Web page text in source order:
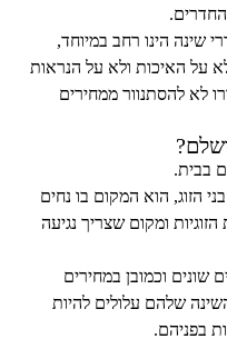
שינה הינו רחב במיוחד,
על האיכות ולא על הנראות
לא להסתנוור ממחירים
בבית.
הזוג, הוא המקום בו נחים
ומקום שצריך נגיעה
שונים וכמובן במחירים
שלהם עלולים להיות
בפניהם.